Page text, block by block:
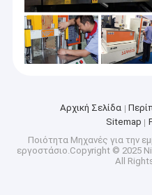
Αρχική Σελίδα
Sitemap
Ποιότητα Μηχανές για την
εργοστάσιο.Copyright © 2025
All